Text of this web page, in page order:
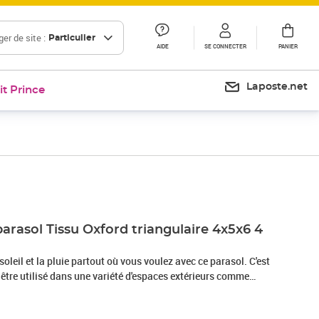
de site : Particulier
AIDE SE CONNECTER PANIER
Prince Laposte.net
Tissu Oxford triangulaire 4x5x6 4
et la pluie partout où vous voulez avec ce parasol. C'est
utilisé dans une variété d'espaces extérieurs comme
de jeux ou un balcon. Fabriqué en tissu oxford enrobé au